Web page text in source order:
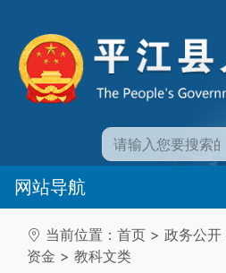
网站导航
当前位置： 首页 > 政务公开
资金 > 教科文类